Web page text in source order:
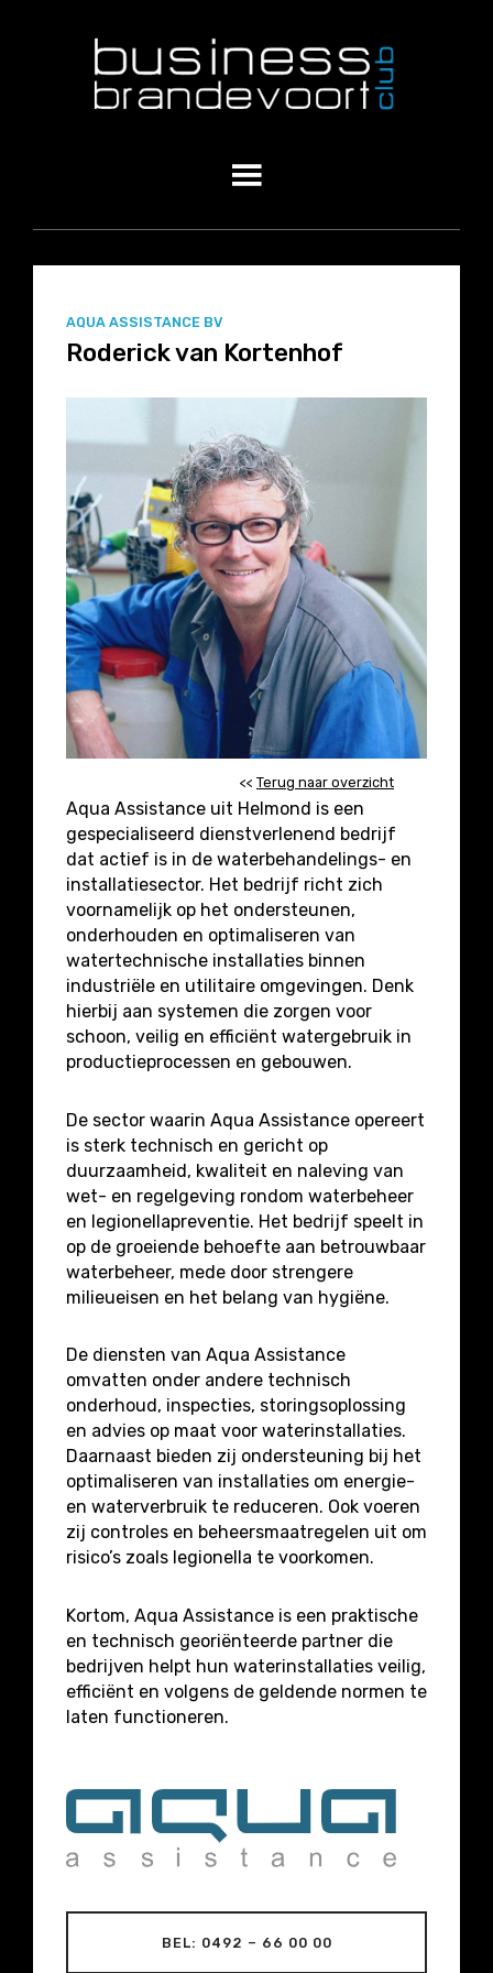
AQUA ASSISTANCE BV
Roderick van Kortenhof
<< Terug naar overzicht
Aqua Assistance uit Helmond is een
gespecialiseerd dienstverlenend bedrijf
dat actief is in de waterbehandelings- en
installatiesector. Het bedrijf richt zich
voornamelijk op het ondersteunen,
onderhouden en optimaliseren van
watertechnische installaties binnen
industriële en utilitaire omgevingen. Denk
hierbij aan systemen die zorgen voor
schoon, veilig en efficiënt watergebruik in
productieprocessen en gebouwen.
De sector waarin Aqua Assistance opereert
is sterk technisch en gericht op
duurzaamheid, kwaliteit en naleving van
wet- en regelgeving rondom waterbeheer
en legionellapreventie. Het bedrijf speelt in
op de groeiende behoefte aan betrouwbaar
waterbeheer, mede door strengere
milieueisen en het belang van hygiëne.
De diensten van Aqua Assistance
omvatten onder andere technisch
onderhoud, inspecties, storingsoplossing
en advies op maat voor waterinstallaties.
Daarnaast bieden zij ondersteuning bij het
optimaliseren van installaties om energie-
en waterverbruik te reduceren. Ook voeren
zij controles en beheersmaatregelen uit om
risico’s zoals legionella te voorkomen.
Kortom, Aqua Assistance is een praktische
en technisch georiënteerde partner die
bedrijven helpt hun waterinstallaties veilig,
efficiënt en volgens de geldende normen te
laten functioneren.
BEL: 0492 – 66 00 00